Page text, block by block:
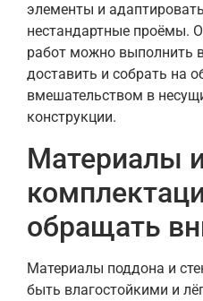
элементы и
нестандартные проёмы.
работ можно выполнить
доставить и собрать на
вмешательством в
конструкции.
Материалы
обращать
Материалы поддона и
быть влагостойкими и